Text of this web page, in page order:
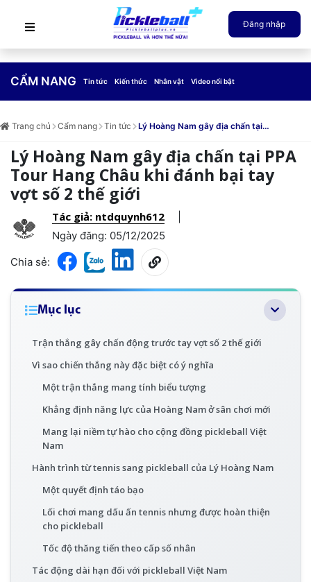
Đăng nhập
CẨM NANG Tin tức Kiến thức Nhân vật Video nổi bật
Trang chủ Cẩm nang Tin tức
Lý Hoàng Nam gây địa chấn tại
tay vợt số 2 thế giới
Lý Hoàng Nam gây địa chấn tại PPA
Tour Hang Châu khi đánh bại tay
vợt số 2 thế giới
Tác giả: ntdquynh612
Ngày đăng: 05/12/2025
Chia sẻ:
Mục lục
Trận thắng gây chấn động trước tay vợt số 2 thế giới
Vì sao chiến thắng này đặc biệt có ý nghĩa
Một trận thắng mang tính biểu tượng
Khẳng định năng lực của Hoàng Nam ở sân chơi mới
Mang lại niềm tự hào cho cộng đồng pickleball Việt
Nam
Hành trình từ tennis sang pickleball của Lý Hoàng Nam
Một quyết định táo bạo
Lối chơi mang dấu ấn tennis nhưng được hoàn thiện
cho pickleball
Tốc độ thăng tiến theo cấp số nhân
Tác động dài hạn đối với pickleball Việt Nam